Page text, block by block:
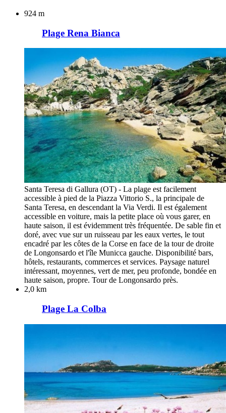
924 m
Plage Rena Bianca
Santa Teresa di Gallura (OT) - La plage est facilement
accessible à pied de la Piazza Vittorio S., la principale de
Santa Teresa, en descendant la Via Verdi. Il est également
accessible en voiture, mais la petite place où vous garer, en
haute saison, il est évidemment très fréquentée. De sable fin et
doré, avec vue sur un ruisseau par les eaux vertes, le tout
encadré par les côtes de la Corse en face de la tour de droite
de Longonsardo et l'île Municca gauche. Disponibilité bars,
hôtels, restaurants, commerces et services. Paysage naturel
intéressant, moyennes, vert de mer, peu profonde, bondée en
haute saison, propre. Tour de Longonsardo près.
2,0 km
Plage La Colba